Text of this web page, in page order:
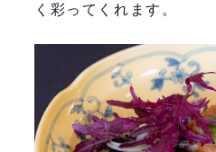
く彩ってくれます。